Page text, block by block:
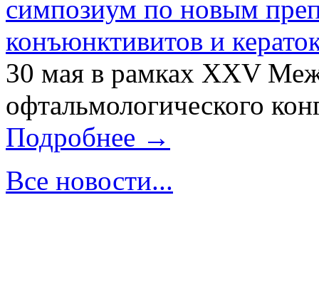
симпозиум по новым
конъюнктивитов и
30 мая в рамках XXV
офтальмологического
Подробнее →
Все новости...